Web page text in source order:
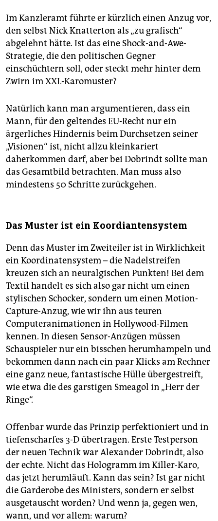
Im Kanzleramt führte er kürzlich einen Anzug vor,
den selbst Nick Knatterton als „zu grafisch“
abgelehnt hätte. Ist das eine Shock-and-Awe-
Strategie, die den politischen Gegner
einschüchtern soll, oder steckt mehr hinter dem
Zwirn im XXL-Karomuster?
Natürlich kann man argumentieren, dass ein
Mann, für den geltendes EU-Recht nur ein
ärgerliches Hindernis beim Durchsetzen seiner
„Visionen“ ist, nicht allzu kleinkariert
daherkommen darf, aber bei Dobrindt sollte man
das Gesamtbild betrachten. Man muss also
mindestens 50 Schritte zurückgehen.
Das Muster ist ein Koordiantensystem
Denn das Muster im Zweiteiler ist in Wirklichkeit
ein Koordinatensystem – die Nadelstreifen
kreuzen sich an neuralgischen Punkten! Bei dem
Textil handelt es sich also gar nicht um einen
stylischen Schocker, sondern um einen Motion-
Capture-Anzug, wie wir ihn aus teuren
Computeranimationen in Hollywood-Filmen
kennen. In diesen Sensor-Anzügen müssen
Schauspieler nur ein bisschen herumhampeln und
bekommen dann nach ein paar Klicks am Rechner
eine ganz neue, fantastische Hülle übergestreift,
wie etwa die des garstigen Smeagol in „Herr der
Ringe“.
Offenbar wurde das Prinzip perfektioniert und in
tiefenscharfes 3-D übertragen. Erste Testperson
der neuen Technik war Alexander Dobrindt, also
der echte. Nicht das Hologramm im Killer-Karo,
das jetzt herumläuft. Kann das sein? Ist gar nicht
die Garderobe des Ministers, sondern er selbst
ausgetauscht worden? Und wenn ja, gegen wen,
wann, und vor allem: warum?